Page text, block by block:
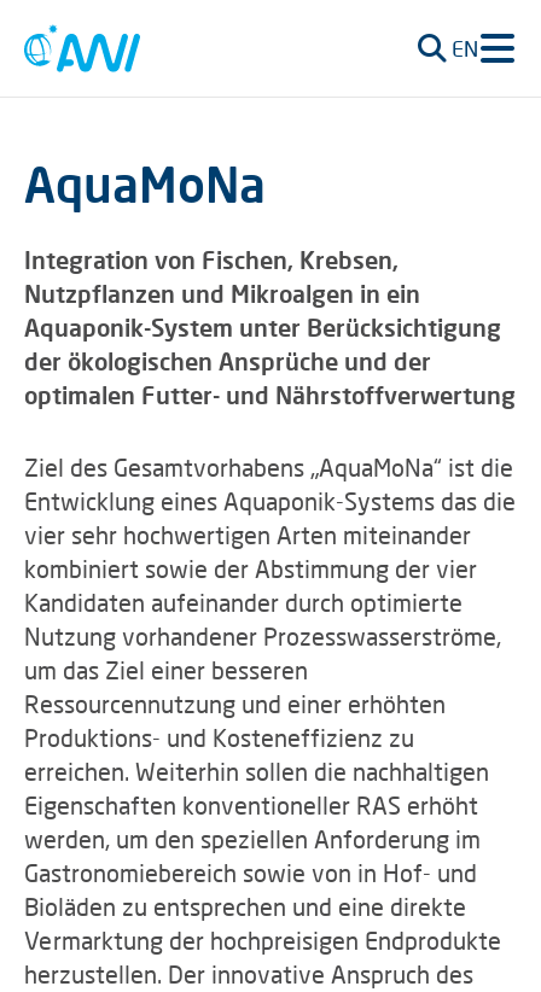
EN
AquaMoNa
Integration von Fischen, Krebsen,
Nutzpflanzen und Mikroalgen in ein
Aquaponik-System unter Berücksichtigung
der ökologischen Ansprüche und der
optimalen Futter- und Nährstoffverwertung
Ziel des Gesamtvorhabens „AquaMoNa“ ist die
Entwicklung eines Aquaponik-Systems das die
vier sehr hochwertigen Arten miteinander
kombiniert sowie der Abstimmung der vier
Kandidaten aufeinander durch optimierte
Nutzung vorhandener Prozesswasserströme,
um das Ziel einer besseren
Ressourcennutzung und einer erhöhten
Produktions- und Kosteneffizienz zu
erreichen. Weiterhin sollen die nachhaltigen
Eigenschaften konventioneller RAS erhöht
werden, um den speziellen Anforderung im
Gastronomiebereich sowie von in Hof- und
Bioläden zu entsprechen und eine direkte
Vermarktung der hochpreisigen Endprodukte
herzustellen. Der innovative Anspruch des